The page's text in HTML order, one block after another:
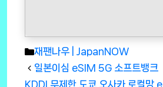
Categories
재팬나우 | JapanNOW
일본이심 eSIM 5G 소프트뱅크
KDDI 무제한 도쿄 오사카 로컬망 e